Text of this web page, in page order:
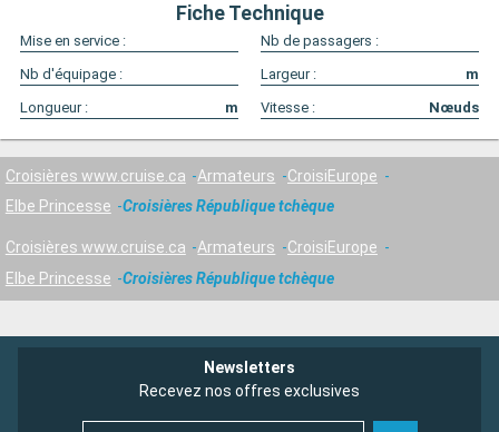
Fiche Technique
Mise en service :
Nb de passagers :
Nb d'équipage :
Largeur :
m
Longueur :
m Vitesse : Nœuds
Croisières www.cruise.ca Armateurs
CroisiEurope
Elbe Princesse
Croisières République tchèque
Croisières www.cruise.ca Armateurs
CroisiEurope
Elbe Princesse
Croisières République tchèque
Newsletters
Recevez nos offres exclusives